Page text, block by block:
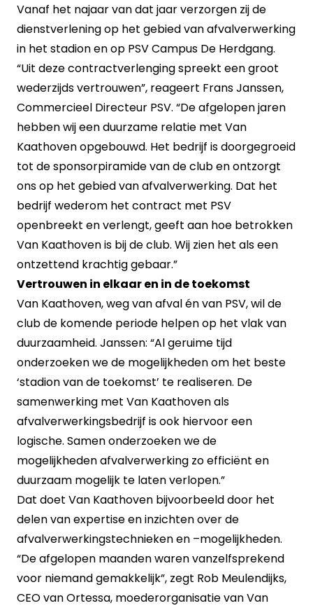
Vanaf het najaar van dat jaar verzorgen zij de
dienstverlening op het gebied van afvalverwerking
in het stadion en op PSV Campus De Herdgang.
“Uit deze contractverlenging spreekt een groot
wederzijds vertrouwen”, reageert Frans Janssen,
Commercieel Directeur PSV. “De afgelopen jaren
hebben wij een duurzame relatie met Van
Kaathoven opgebouwd. Het bedrijf is doorgegroeid
tot de sponsorpiramide van de club en ontzorgt
ons op het gebied van afvalverwerking. Dat het
bedrijf wederom het contract met PSV
openbreekt en verlengt, geeft aan hoe betrokken
Van Kaathoven is bij de club. Wij zien het als een
ontzettend krachtig gebaar.”
Vertrouwen in elkaar en in de toekomst
Van Kaathoven, weg van afval én van PSV, wil de
club de komende periode helpen op het vlak van
duurzaamheid. Janssen: “Al geruime tijd
onderzoeken we de mogelijkheden om het beste
‘stadion van de toekomst’ te realiseren. De
samenwerking met Van Kaathoven als
afvalverwerkingsbedrijf is ook hiervoor een
logische. Samen onderzoeken we de
mogelijkheden afvalverwerking zo efficiënt en
duurzaam mogelijk te laten verlopen.”
Dat doet Van Kaathoven bijvoorbeeld door het
delen van expertise en inzichten over de
afvalverwerkingstechnieken en –mogelijkheden.
“De afgelopen maanden waren vanzelfsprekend
voor niemand gemakkelijk”, zegt Rob Meulendijks,
CEO van Ortessa, moederorganisatie van Van